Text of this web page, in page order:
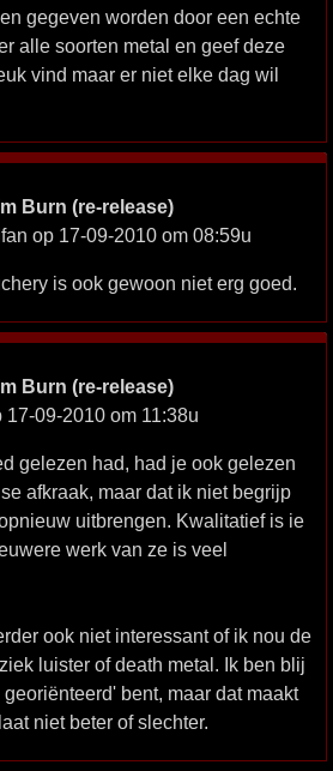
gegeven worden door een echte
alle soorten metal en geef deze
vind maar er niet elke dag wil
Burn (re-release)
op 17-09-2010 om 08:59u
is ook gewoon niet erg goed.
Burn (re-release)
09-2010 om 11:38u
gelezen had, had je ook gelezen
afkraak, maar dat ik niet begrijp
uitbrengen. Kwalitatief is ie
werk van ze is veel
ook niet interessant of ik nou de
luister of death metal. Ik ben blij
bent, maar dat maakt
niet beter of slechter.